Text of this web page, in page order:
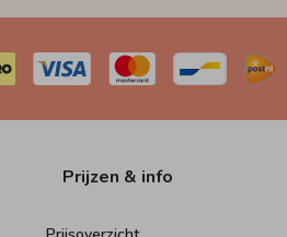
Prijzen & info